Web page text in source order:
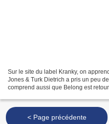
Sur le site du label Kranky, on
Jones & Turk Dietrich a pris un peu
comprend aussi que Belong est
< Page précédente